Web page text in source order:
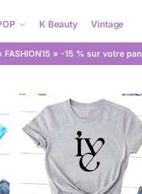
K Beauty Vintage
FASHION15 » -15 % sur votre